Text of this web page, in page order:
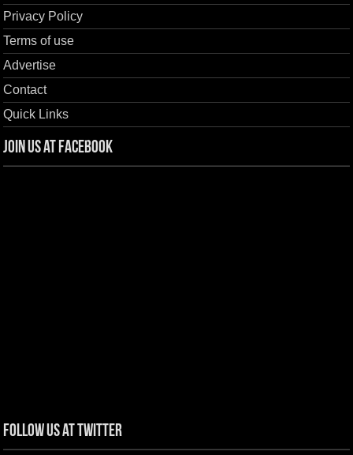
Privacy Policy
Terms of use
Advertise
Contact
Quick Links
Join us at Facebook
Follow us at Twitter